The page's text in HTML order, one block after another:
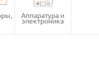
Аппаратура и
электроника